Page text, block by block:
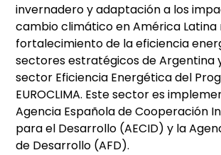
invernadero y adaptación a los
cambio climático en América
fortalecimiento de la eficiencia
sectores estratégicos de Argentina
sector Eficiencia Energética del
EUROCLIMA. Este sector es
Agencia Española de Cooperación
para el Desarrollo (AECID) y la
de Desarrollo (AFD).